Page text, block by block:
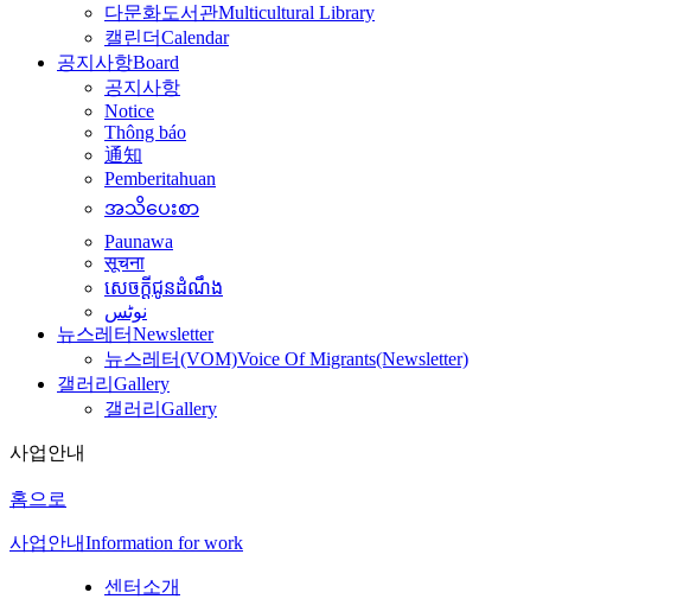
다문화도서관Multicultural Library
캘린더Calendar
공지사항Board
공지사항
Notice
Thông báo
通知
Pemberitahuan
အသိပေးစာ
Paunawa
सूचना
សេចក្តីជូនដំណឹង
نوٹس
뉴스레터Newsletter
뉴스레터(VOM)Voice Of Migrants(Newsletter)
갤러리 Gallery
갤러리 Gallery
사업안내
홈으로
사업안내Information for work
센터소개